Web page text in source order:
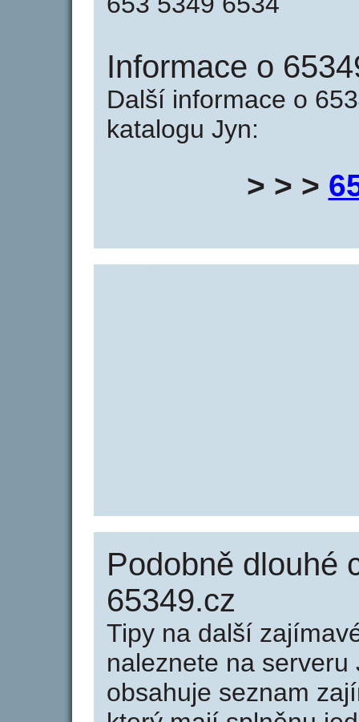
Informace o
Další informace o
katalogu Jyn:
> > >
Podobně dlouhé
65349.cz
Tipy na další
naleznete na serveru
obsahuje seznam